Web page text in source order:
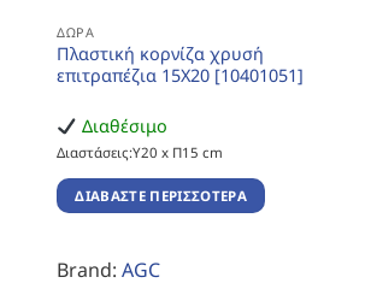
ΔΏΡΑ
Πλαστική κορνίζα χρυσή
επιτραπέζια 15Χ20 [10401051]
Διαθέσιμο
Διαστάσεις:Υ20 x Π15 cm
ΔΙΑΒΆΣΤΕ ΠΕΡΙΣΣΌΤΕΡΑ
Brand:AGC